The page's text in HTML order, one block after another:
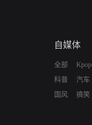
自媒体
全部
科普
国风
Kpop
汽车
搞笑